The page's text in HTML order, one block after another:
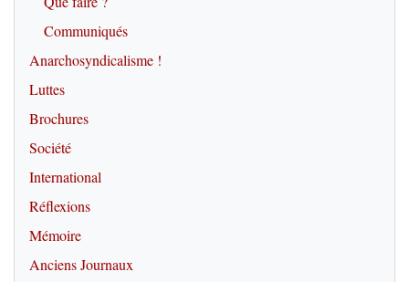
Communiqués
Anarchosyndicalisme !
Luttes
Brochures
Société
International
Réflexions
Mémoire
Anciens Journaux